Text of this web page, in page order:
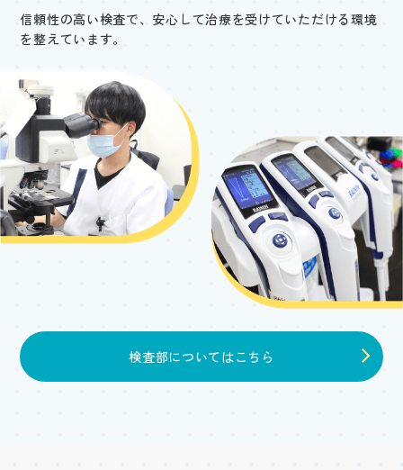
信頼性の高い検査で、安心して治療を受けていただける環境
を整えています。
検査部についてはこちら